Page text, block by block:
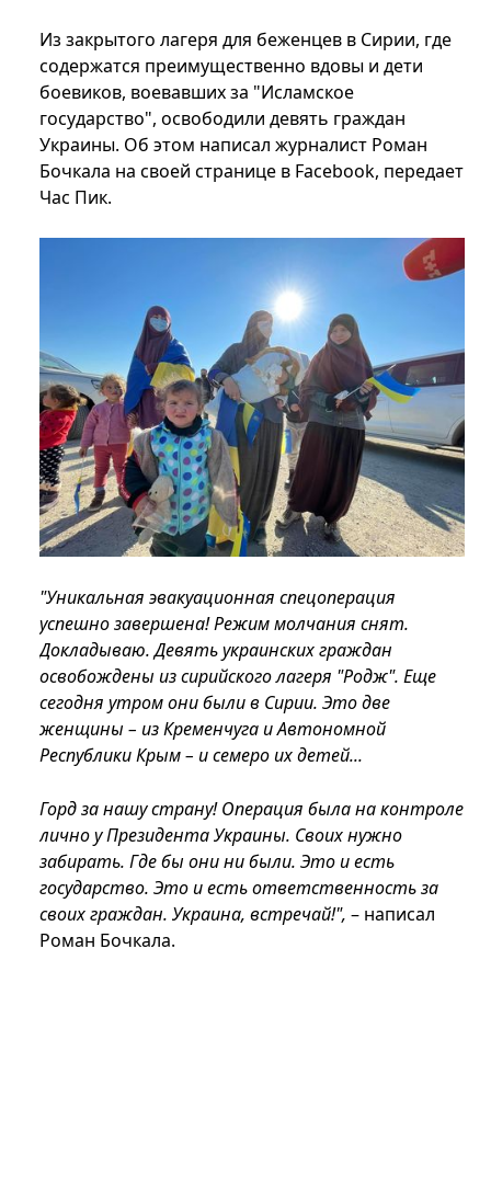
Из закрытого лагеря для беженцев в Сирии, где
содержатся преимущественно вдовы и дети
боевиков, воевавших за "Исламское
государство", освободили девять граждан
Украины. Об этом написал журналист Роман
Бочкала на своей странице в Facebook, передает
Час Пик.
"Уникальная эвакуационная спецоперация
успешно завершена! Режим молчания снят.
Докладываю. Девять украинских граждан
освобождены из сирийского лагеря "Родж". Еще
сегодня утром они были в Сирии. Это две
женщины – из Кременчуга и Автономной
Республики Крым – и семеро их детей...
Горд за нашу страну! Операция была на контроле
лично у Президента Украины. Своих нужно
забирать. Где бы они ни были. Это и есть
государство. Это и есть ответственность за
своих граждан. Украина, встречай!", – написал
Роман Бочкала.